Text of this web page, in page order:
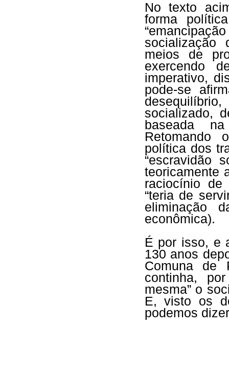
No texto
forma
meios de
exercendo
imperativo,
pode-se
socializado,
baseada
Retomando
política dos
“escravidão
teoricamente
raciocínio de
“teria de
eliminação
econômica).
É por isso, e
130 anos
Comuna de
continha,
mesma” o
E, visto os
podemos